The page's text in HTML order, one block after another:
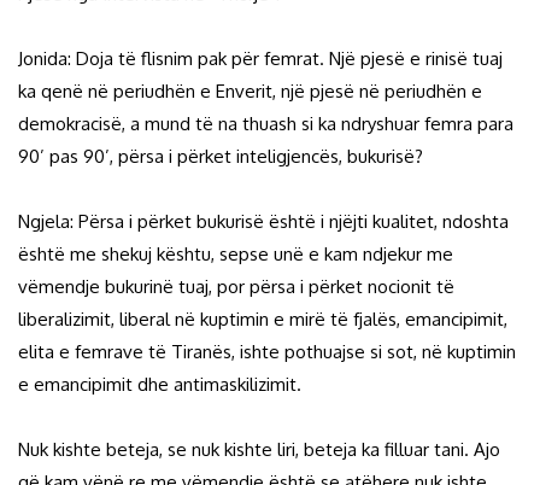
Jonida: Doja të flisnim pak për femrat. Një pjesë e rinisë tuaj
ka qenë në periudhën e Enverit, një pjesë në periudhën e
demokracisë, a mund të na thuash si ka ndryshuar femra para
90’ pas 90’, përsa i përket inteligjencës, bukurisë?
Ngjela: Përsa i përket bukurisë është i njëjti kualitet, ndoshta
është me shekuj kështu, sepse unë e kam ndjekur me
vëmendje bukurinë tuaj, por përsa i përket nocionit të
liberalizimit, liberal në kuptimin e mirë të fjalës, emancipimit,
elita e femrave të Tiranës, ishte pothuajse si sot, në kuptimin
e emancipimit dhe antimaskilizimit.
Nuk kishte beteja, se nuk kishte liri, beteja ka filluar tani. Ajo